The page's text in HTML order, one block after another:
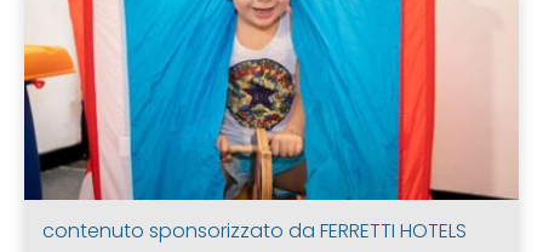
contenuto sponsorizzato da FERRETTI HOTELS